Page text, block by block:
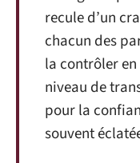
recule d’un
chacun des
la contrôler
niveau de
pour la
souvent